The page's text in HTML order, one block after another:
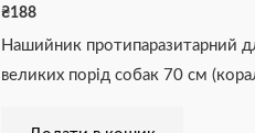
₴188
Нашийник протипаразитарний
великих порід собак 70 см